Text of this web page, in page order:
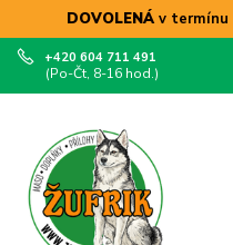
DOVOLENÁv termínu
+420 604 711 491
(Po-Čt, 8-16 hod.)